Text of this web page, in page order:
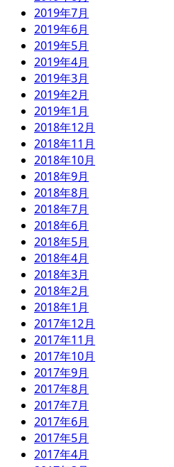
2019年7月
2019年6月
2019年5月
2019年4月
2019年3月
2019年2月
2019年1月
2018年12月
2018年11月
2018年10月
2018年9月
2018年8月
2018年7月
2018年6月
2018年5月
2018年4月
2018年3月
2018年2月
2018年1月
2017年12月
2017年11月
2017年10月
2017年9月
2017年8月
2017年7月
2017年6月
2017年5月
2017年4月